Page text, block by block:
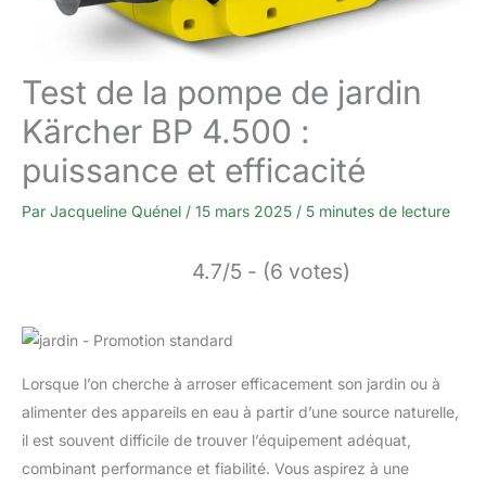
Test de la pompe de jardin
Kärcher BP 4.500 :
puissance et efficacité
Par Jacqueline Quénel / 15 mars 2025 / 5 minutes de lecture
4.7/5 - (6 votes)
Lorsque l’on cherche à arroser efficacement son jardin ou à
alimenter des appareils en eau à partir d’une source naturelle,
il est souvent difficile de trouver l’équipement adéquat,
combinant performance et fiabilité. Vous aspirez à une